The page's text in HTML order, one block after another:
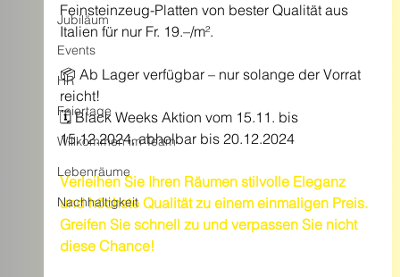
Jubiläum
Events
HR
Feiertage
Willkommen im Team
Lebenräume
Nachhaltigkeit
Feinsteinzeug-Platten von bester Qualität aus
Italien für nur Fr. 19.–/m².
📦 Ab Lager verfügbar – nur solange der Vorrat
reicht!
🗓️ Black Weeks Aktion vom 15.11. bis
15.12.2024, abholbar bis 20.12.2024
Verleihen Sie Ihren Räumen stilvolle Eleganz
und höchste Qualität zu einem einmaligen Preis.
Greifen Sie schnell zu und verpassen Sie nicht
diese Chance!